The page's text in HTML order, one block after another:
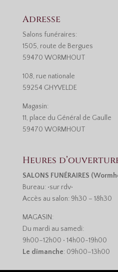
Adresse
Salons funéraires:
1505, route de Bergues
59470 WORMHOUT
108, rue nationale
59254 GHYVELDE
Magasin:
11, place du Général de Gaulle
59470 WORMHOUT
Heures
SALONS FUNÉRAIRES
Bureau: •sur rdv•
Accès au salon: 9h30 – 18h30
MAGASIN:
Du mardi au samedi:
9h00–12h00 • 14h00-19h00
Le dimanche: 09h00–13h00